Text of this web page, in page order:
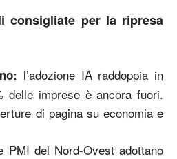
consigliate per la ripresa
l’adozione IA raddoppia in
delle imprese è ancora fuori.
di pagina su economia e
PMI del Nord-Ovest adottano